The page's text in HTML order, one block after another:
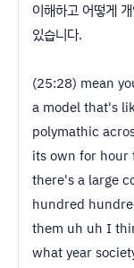
이해하고 어떻게
있습니다.
(25:28) mean
a model that's
polymathic
its own for hour
there's a large
hundred
them uh uh I
what year